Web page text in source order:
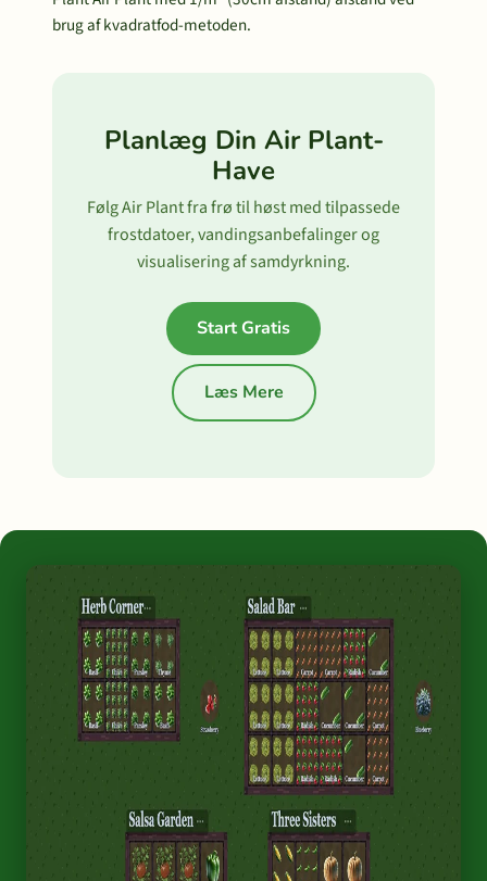
brug af kvadratfod-metoden.
Planlæg Din Air Plant-
Have
Følg Air Plant fra frø til høst med tilpassede
frostdatoer, vandingsanbefalinger og
visualisering af samdyrkning.
Start Gratis
Læs Mere